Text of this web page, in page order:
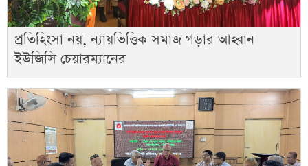
প্রতিহিংসা নয়, ন্যায়ভিত্তিক সমাজ গড়ার আহ্বান
ইউজিসি চেয়ারম্যানের